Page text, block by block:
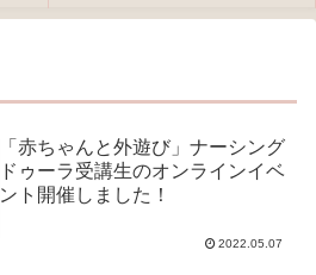
「赤ちゃんと外遊び」ナーシング
ドゥーラ受講生のオンラインイベ
ント開催しました！
2022.05.07